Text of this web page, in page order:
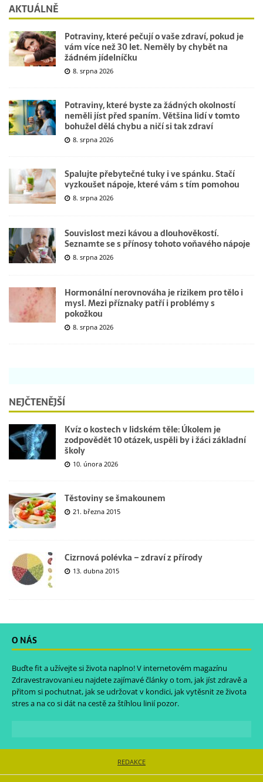
AKTUÁLNĚ
Potraviny, které pečují o vaše zdraví, pokud je
vám více než 30 let. Neměly by chybět na
žádném jídelníčku
8. srpna 2026
Potraviny, které byste za žádných okolností
neměli jíst před spaním. Většina lidí v tomto
bohužel dělá chybu a ničí si tak zdraví
8. srpna 2026
Spalujte přebytečné tuky i ve spánku. Stačí
vyzkoušet nápoje, které vám s tím pomohou
8. srpna 2026
Souvislost mezi kávou a dlouhověkostí.
Seznamte se s přínosy tohoto voňavého nápoje
8. srpna 2026
Hormonální nerovnováha je rizikem pro tělo i
mysl. Mezi příznaky patří i problémy s
pokožkou
8. srpna 2026
NEJČTENĚJŠÍ
Kvíz o kostech v lidském těle: Úkolem je
zodpovědět 10 otázek, uspěli by i žáci základní
školy
10. února 2026
Těstoviny se šmakounem
21. března 2015
Cizrnová polévka – zdraví z přírody
13. dubna 2015
O NÁS
Buďte fit a užívejte si života naplno! V internetovém magazínu
Zdravestravovani.eu najdete zajímavé články o tom, jak jíst zdravě a
přitom si pochutnat, jak se udržovat v kondici, jak vytěsnit ze života
stres a na co si dát na cestě za štíhlou linií pozor.
REDAKCE